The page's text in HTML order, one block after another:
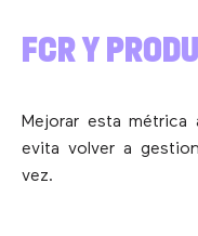
FCR Y
Mejorar esta métrica
evita volver a
vez.